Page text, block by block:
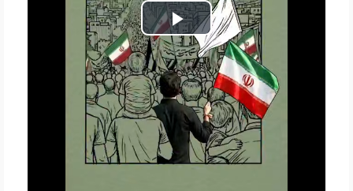
Play
Video